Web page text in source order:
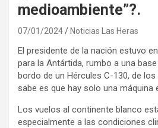
medioambiente”?.
07/01/2024 Noticias Las Heras
El presidente de la nación estuvo
para la Antártida, rumbo a una
bordo de un Hércules C-130, de
sabe es que hay solo una máquina
Los vuelos al continente blanco
especialmente a las condiciones